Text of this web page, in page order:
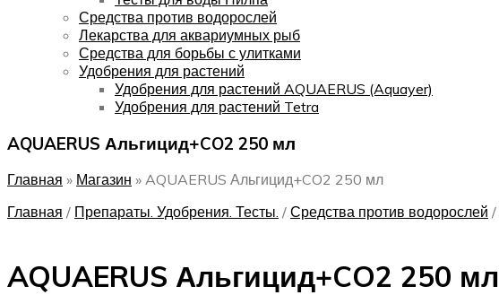
Средства против водорослей
Лекарства для аквариумных рыб
Средства для борьбы с улитками
Удобрения для растений
Удобрения для растений AQUAERUS (Aquayer)
Удобрения для растений Tetra
AQUAERUS Альгицид+CO2 250 мл
Главная » Магазин » AQUAERUS Альгицид+CO2 250 мл
Главная / Препараты. Удобрения. Тесты. / Средства против водорослей /
AQUAERUS Альгицид+CO2 250 мл